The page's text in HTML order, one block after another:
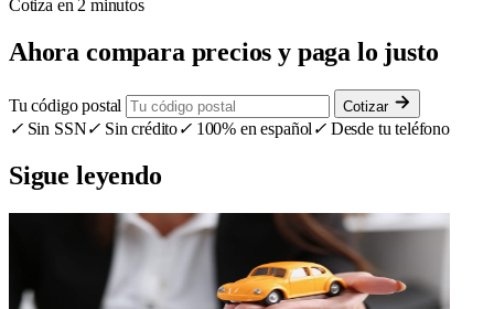
Cotiza en 2 minutos
Ahora compara precios y paga lo justo
Tu código postal Cotizar
✓Sin SSN✓ Sin crédito✓100% en español ✓Desde tu teléfono
Sigue leyendo